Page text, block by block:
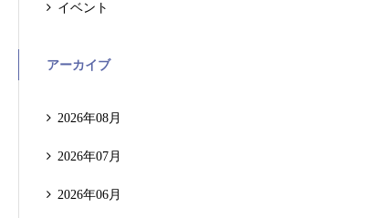
イベント
アーカイブ
2026年08月
2026年07月
2026年06月